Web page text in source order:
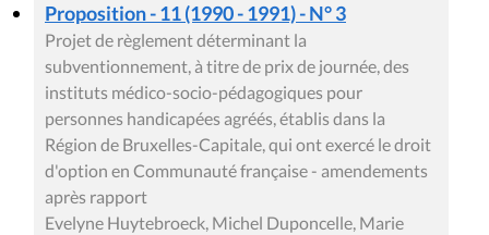
Proposition - 11 (1990 - 1991) - N° 3
Projet de règlement déterminant la
subventionnement, à titre de prix de journée, des
instituts médico-socio-pédagogiques pour
personnes handicapées agréés, établis dans la
Région de Bruxelles-Capitale, qui ont exercé le droit
d'option en Communauté française - amendements
après rapport
Evelyne Huytebroeck, Michel Duponcelle, Marie